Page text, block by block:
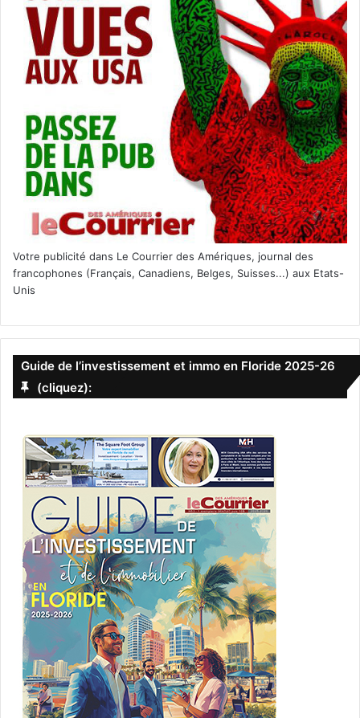
Votre publicité dans Le Courrier des Amériques, journal des
francophones (Français, Canadiens, Belges, Suisses...) aux Etats-
Unis
Guide de l’investissement et immo en Floride 2025-26
(cliquez):